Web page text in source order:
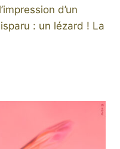
d’un
: un lézard ! La